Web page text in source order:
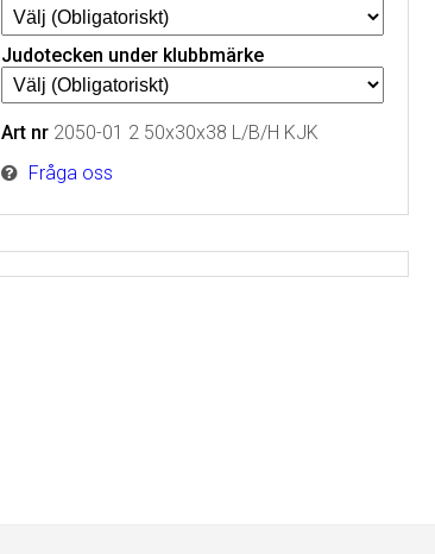
Judotecken under klubbmärke
Art nr 2050-01 2 50x30x38 L/B/H KJK
Fråga oss